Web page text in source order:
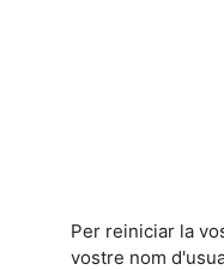
Per reiniciar la
vostre nom